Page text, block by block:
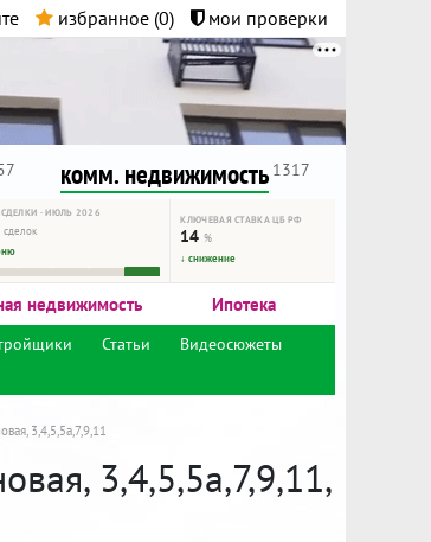
избранное (0) мои проверки
комм. недвижимость 1317
· ИЮЛЬ 2026
сделок
КЛЮЧЕВАЯ СТАВКА ЦБ РФ
14%
↓ снижение
недвижимость Ипотека
Статьи
Видеосюжеты
3,4,5,5а,7,9,11
3,4,5,5а,7,9,11,